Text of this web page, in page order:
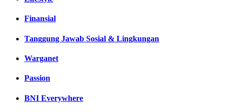
Finansial
Tanggung Jawab Sosial & Lingkungan
Warganet
Passion
BNI Everywhere